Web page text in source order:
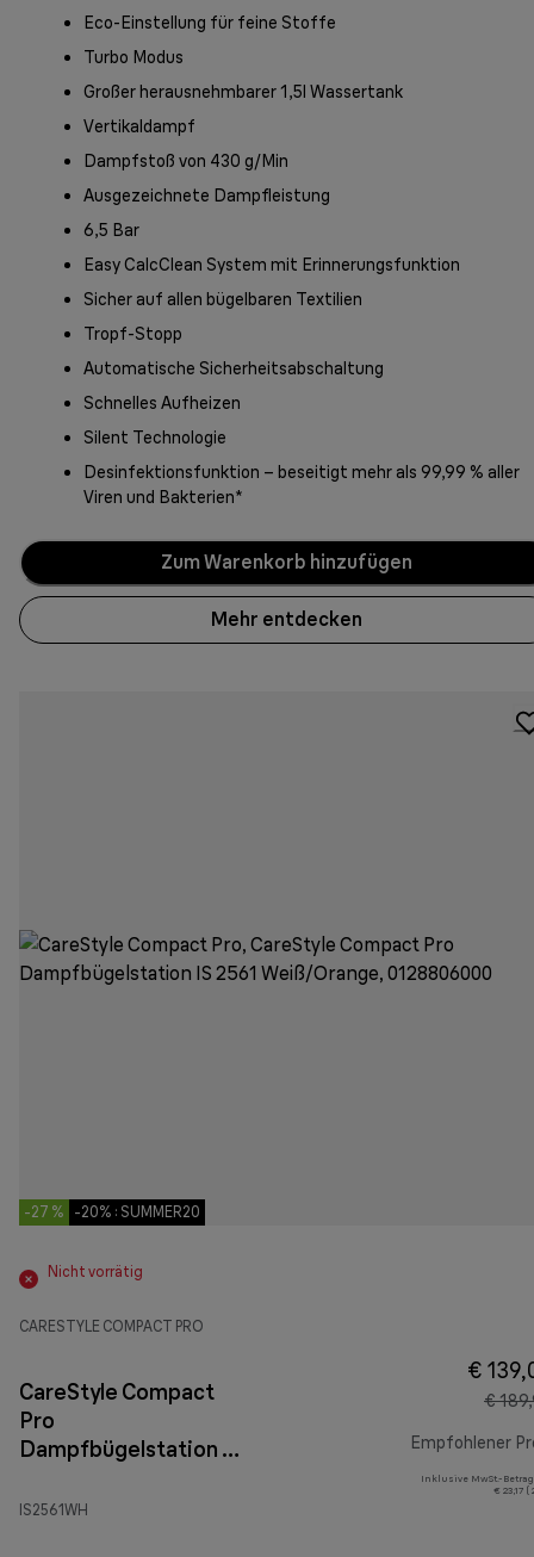
Eco-Einstellung für feine Stoffe
Turbo Modus
Großer herausnehmbarer 1,5l Wassertank
Vertikaldampf
Dampfstoß von 430 g/Min
Ausgezeichnete Dampfleistung
6,5 Bar
Easy CalcClean System mit Erinnerungsfunktion
Sicher auf allen bügelbaren Textilien
Tropf-Stopp
Automatische Sicherheitsabschaltung
Schnelles Aufheizen
Silent Technologie
Desinfektionsfunktion – beseitigt mehr als 99,99 % aller
Viren und Bakterien*
Zum Warenkorb hinzufügen
Mehr entdecken
-27 % -20% : SUMMER20
Nicht vorrätig
CARESTYLE COMPACT PRO
CareStyle Compact
Pro
Dampfbügelstation IS
IS2561WH
€
€
Empfohlener
Inklusive MwSt.-
€ 23,17 (